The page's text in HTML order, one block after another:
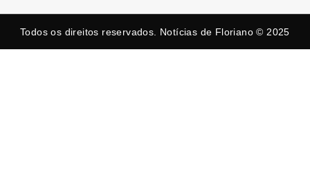
Todos os direitos reservados. Notícias de Floriano © 2025